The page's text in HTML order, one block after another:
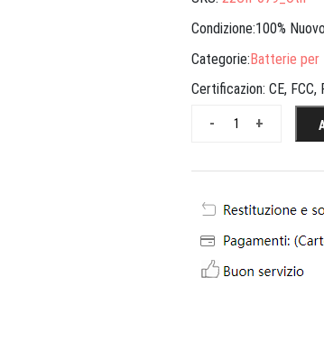
Condizione:100%
Categorie:Batterie per
Certificazion: CE, FCC,
+
-